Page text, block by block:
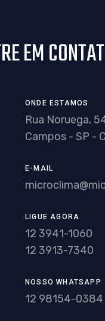
EM
ONDE ESTAMOS
Rua Noruega,
Campos - SP -
E-MAIL
LIGUE AGORA
12 3941-1060
12 3913-7340
NOSSO WHATSAPP
12 98154-0384